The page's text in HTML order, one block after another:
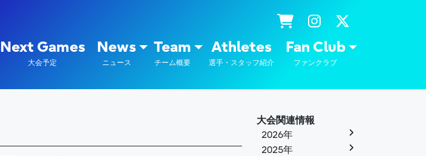
Next Games
大会予定
News
ニュース
Team
チーム概要
Athletes
選手・スタッフ紹介
Fan Club
ファンクラブ
大会関連情報
2026年
2025年